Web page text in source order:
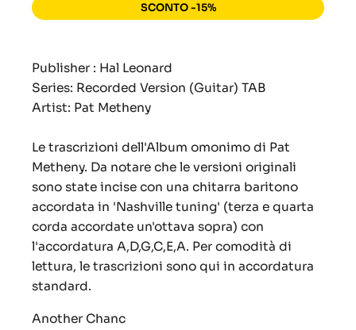
SCONTO -15%
Publisher : Hal Leonard
Series: Recorded Version (Guitar) TAB
Artist: Pat Metheny
Le trascrizioni dell'Album omonimo di Pat
Metheny. Da notare che le versioni originali
sono state incise con una chitarra baritono
accordata in 'Nashville tuning' (terza e quarta
corda accordate un'ottava sopra) con
l'accordatura A,D,G,C,E,A. Per comodità di
lettura, le trascrizioni sono qui in accordatura
standard.
Another Chanc